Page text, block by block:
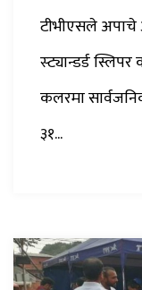
टीभीएसले
स्ट्यान्डर्ड
कलरमा
३१...